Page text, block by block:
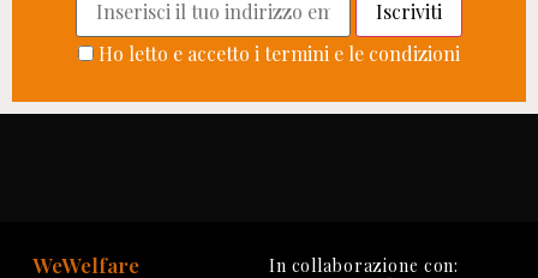
Ho letto e accetto i termini e le condizioni
WeWelfare In collaborazione con: